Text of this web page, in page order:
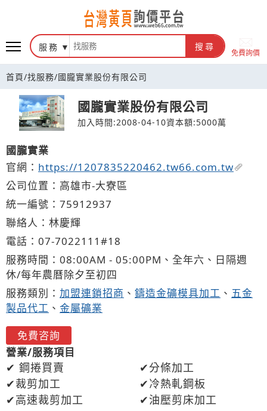
台灣黃頁詢價平台
服務 搜尋
免費詢價
首頁/找服務/國朧實業股份有限公司
國朧實業股份有限公司
加入時間:2008-04-10資本額:5000萬
國朧實業
官網： https://1207835220462.tw66.com.tw
公司位置：高雄市-大寮區
統一編號：75912937
聯絡人：林慶輝
電話： 07-7022111#18
服務時間：08:00AM - 05:00PM、全年六、日隔週
休/每年農曆除夕至初四
服務類別： 加盟連鎖招商 、 鑄造金礦模具加工 、 五金
製品代工 、 金屬礦業
免費咨詢
營業/服務項目
鋼捲買賣
分條加工
裁剪加工
冷熱軋鋼板
高速裁剪加工
油壓剪床加工